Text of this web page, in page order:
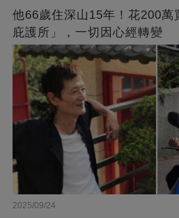
他66歲住深山15年！花200萬
庇護所」，一切因心經轉變
2025/09/24